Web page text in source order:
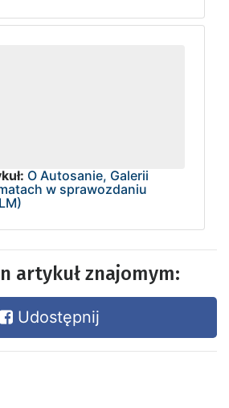
O Autosanie, Galerii
w sprawozdaniu
artykuł znajomym:
Udostępnij